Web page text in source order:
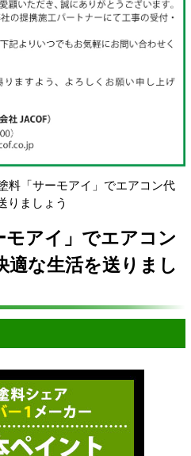
料「サーモアイ」でエアコン代
りましょう
モアイ」でエアコン
適な生活を送りまし